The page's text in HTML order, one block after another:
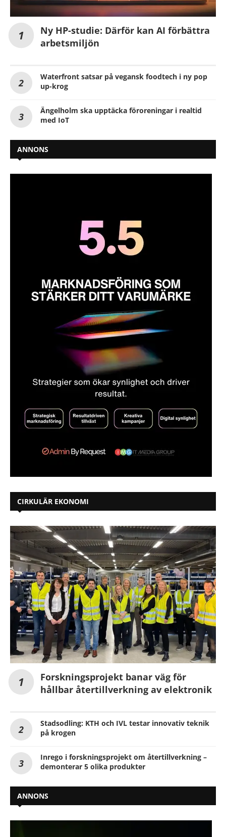
Ny HP-studie: Därför kan AI förbättra
arbetsmiljön
Waterfront satsar på vegansk foodtech i ny pop
up-krog
Ängelholm ska upptäcka föroreningar i realtid
med IoT
ANNONS
CIRKULÄR EKONOMI
Forskningsprojekt banar väg för
hållbar återtillverkning av elektronik
Stadsodling: KTH och IVL testar innovativ teknik
på krogen
Inrego i forskningsprojekt om återtillverkning –
demonterar 5 olika produkter
ANNONS